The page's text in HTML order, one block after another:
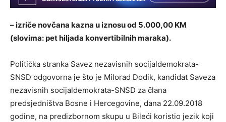
– izriče novčana kazna u iznosu od 5.000,00 KM
(slovima: pet hiljada konvertibilnih maraka).
Politička stranka Savez nezavisnih socijaldemokrata-
SNSD odgovorna je što je Milorad Dodik, kandidat Saveza
nezavisnih socijaldemokrata-SNSD za člana
predsjedništva Bosne i Hercegovine, dana 22.09.2018
godine, na predizbornom skupu u Bileći koristio jezik koji